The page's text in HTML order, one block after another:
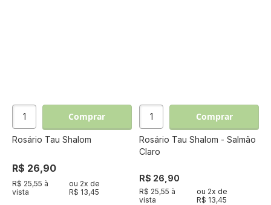
Comprar
Rosário Tau Shalom
R$ 26,90
R$ 25,55 à
vista
ou 2x de
R$ 13,45
Comprar
Rosário Tau Shalom - Salmão
Claro
R$ 26,90
R$ 25,55 à
vista
ou 2x de
R$ 13,45